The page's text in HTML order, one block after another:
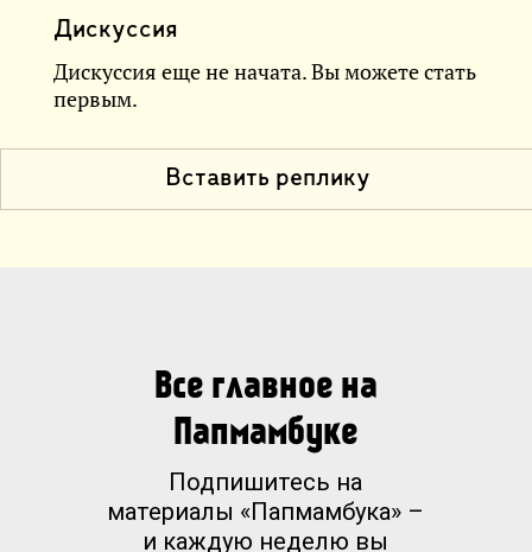
Дискуссия
Дискуссия еще не начата. Вы можете стать
первым.
Вставить реплику
Все главное на
Папмамбуке
Подпишитесь на
материалы «Папмамбука» –
и каждую неделю вы